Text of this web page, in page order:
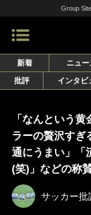
Group Site
新着 ニュー
批評
インタビ
「なんという
ラーの贅沢すぎ
通にうまい」「
(笑)」などの称
サッカー批